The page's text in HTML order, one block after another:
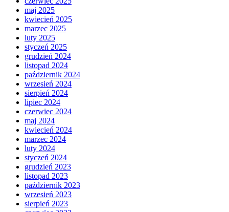
maj 2025
kwiecień 2025
marzec 2025
luty 2025
styczeń 2025
grudzień 2024
listopad 2024
październik 2024
wrzesień 2024
sierpień 2024
lipiec 2024
czerwiec 2024
maj 2024
kwiecień 2024
marzec 2024
luty 2024
styczeń 2024
grudzień 2023
listopad 2023
październik 2023
wrzesień 2023
sierpień 2023